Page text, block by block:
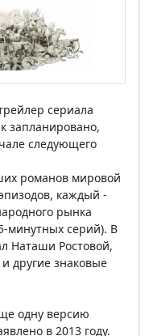
сериала
запланировано,
следующего
романов мировой
каждый -
рынка
минутных серий). В
Наташи Ростовой,
другие знаковые
одну версию
в 2013 году.